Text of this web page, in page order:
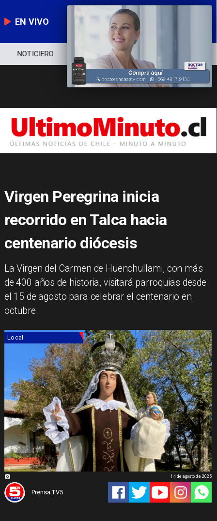
EN VIVO
NOTICIERO POLÍTICA
Virgen Peregrina inicia
recorrido en Talca hacia
centenario diócesis
La Virgen del Carmen de Huenchullami, con más
de 400 años de historia, visitará parroquias desde
el 15 de agosto para celebrar el centenario en
octubre.
Local
Prensa TV5
14 de agosto de 2025